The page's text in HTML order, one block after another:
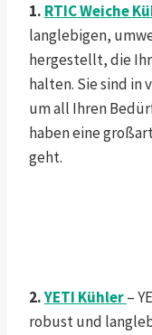
1. RTICWeiche
langlebigen,
hergestellt, die
halten. Sie sind in
um all Ihren
haben eine
geht.
2.YETI Kühler–
robust und